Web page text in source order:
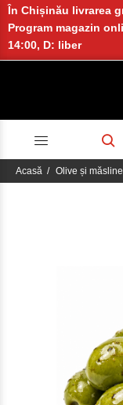
În Chișinău livrarea
Program magazin
14:00, D: liber
Acasă Olive și măsline